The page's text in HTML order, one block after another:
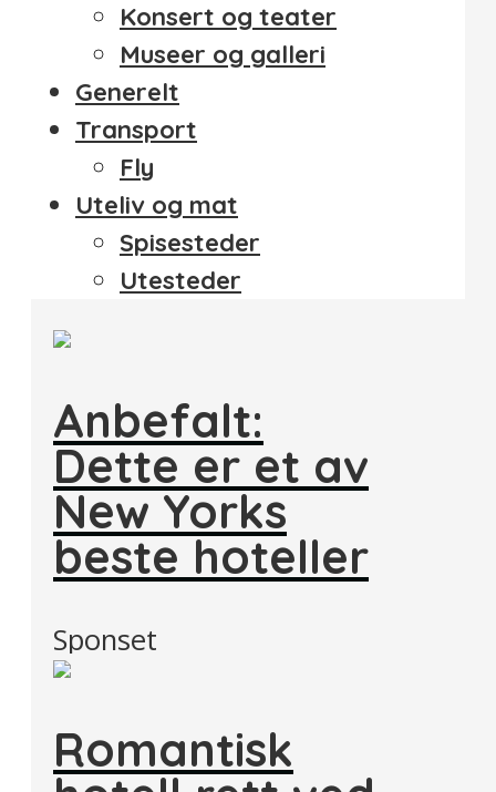
Konsert og teater
Museer og galleri
Generelt
Transport
Fly
Uteliv og mat
Spisesteder
Utesteder
Anbefalt:
Dette er et av
New Yorks
beste hoteller
Sponset
Romantisk